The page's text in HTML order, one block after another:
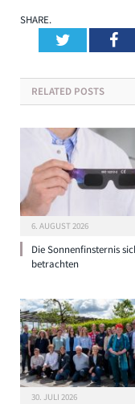
SHARE.
Twitter
RELATED POSTS
6. AUGUST 2026
Die Sonnenfinsternis
betrachten
30. JULI 2026